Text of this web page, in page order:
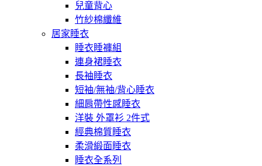
兒童背心
竹紗棉纖維
居家睡衣
睡衣睡褲組
連身裙睡衣
長袖睡衣
短袖/無袖/背心睡衣
細肩帶性感睡衣
洋裝 外罩衫 2件式
經典棉質睡衣
柔滑緞面睡衣
睡衣全系列